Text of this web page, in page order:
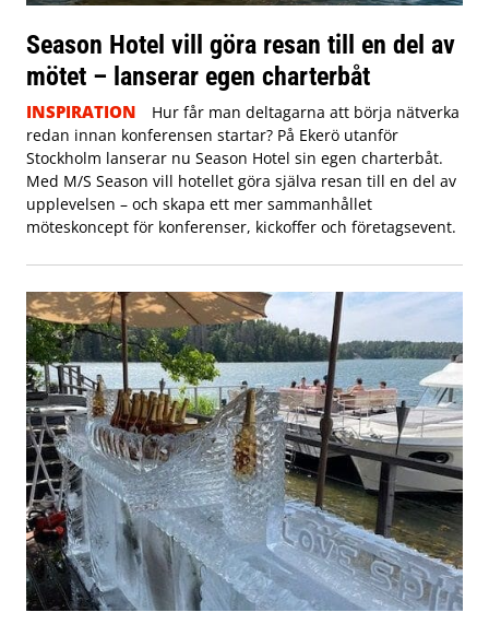
Season Hotel vill göra resan till en del av
mötet – lanserar egen charterbåt
INSPIRATION
Hur får man deltagarna att börja nätverka
redan innan konferensen startar? På Ekerö utanför
Stockholm lanserar nu Season Hotel sin egen charterbåt.
Med M/S Season vill hotellet göra själva resan till en del av
upplevelsen – och skapa ett mer sammanhållet
möteskoncept för konferenser, kickoffer och företagsevent.